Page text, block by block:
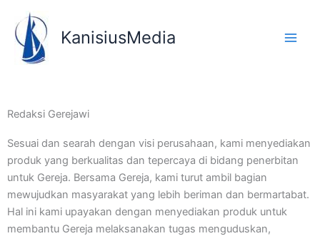
konten
KanisiusMedia
Redaksi Gerejawi
Sesuai dan searah dengan visi perusahaan, kami menyediakan
produk yang berkualitas dan tepercaya di bidang penerbitan
untuk Gereja. Bersama Gereja, kami turut ambil bagian
mewujudkan masyarakat yang lebih beriman dan bermartabat.
Hal ini kami upayakan dengan menyediakan produk untuk
membantu Gereja melaksanakan tugas menguduskan,